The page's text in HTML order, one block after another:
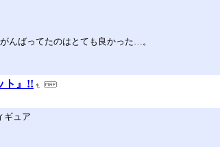
んばってたのはとても良かった…。
ト』!!
ギュア